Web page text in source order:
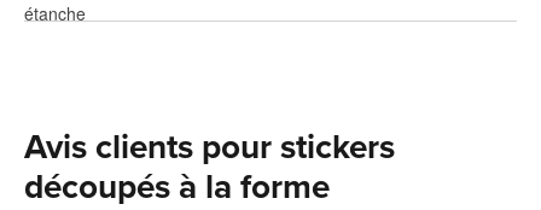
Avis clients pour stickers
découpés à la forme